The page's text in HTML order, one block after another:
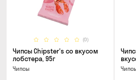
(0)
Чипсы Chipster's со вкусом
лобстера, 95г
Чипсы
90г